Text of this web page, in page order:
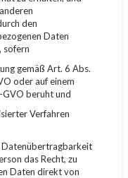
den
Daten
sofern
gemäß Art. 6 Abs.
oder auf einem
GVO beruht und
Verfahren
Datenübertragbarkeit
das Recht, zu
Daten direkt von